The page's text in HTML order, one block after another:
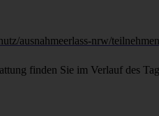
ausnahmeerlass-nrw/teilnehmen
finden Sie im Verlauf des